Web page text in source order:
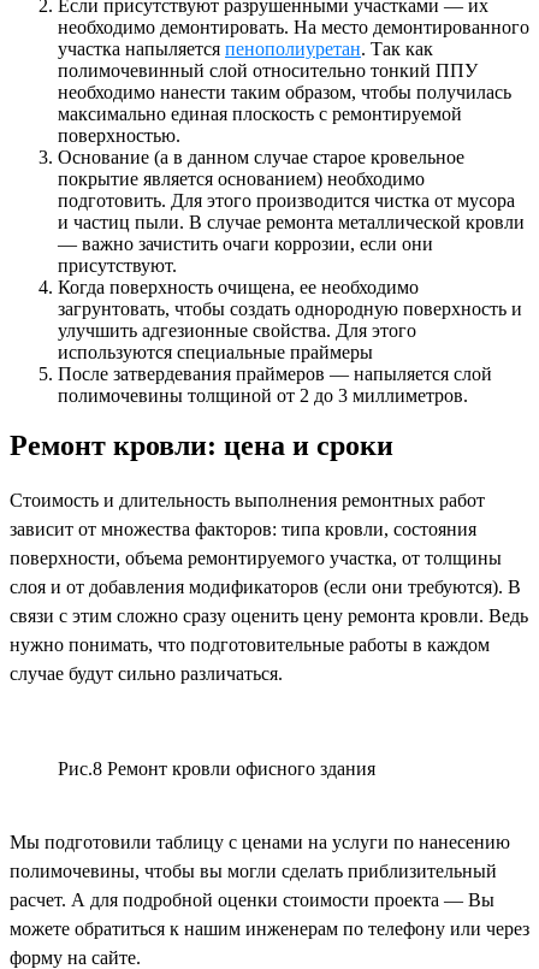
Если присутствуют разрушенными участками — их
необходимо демонтировать. На место демонтированного
участка напыляется пенополиуретан. Так как
полимочевинный слой относительно тонкий ППУ
необходимо нанести таким образом, чтобы получилась
максимально единая плоскость с ремонтируемой
поверхностью.
Основание (а в данном случае старое кровельное
покрытие является основанием) необходимо
подготовить. Для этого производится чистка от мусора
и частиц пыли. В случае ремонта металлической кровли
— важно зачистить очаги коррозии, если они
присутствуют.
Когда поверхность очищена, ее необходимо
загрунтовать, чтобы создать однородную поверхность и
улучшить адгезионные свойства. Для этого
используются специальные праймеры
После затвердевания праймеров — напыляется слой
полимочевины толщиной от 2 до 3 миллиметров.
Ремонт кровли: цена и сроки
Стоимость и длительность выполнения ремонтных работ
зависит от множества факторов: типа кровли, состояния
поверхности, объема ремонтируемого участка, от толщины
слоя и от добавления модификаторов (если они требуются). В
связи с этим сложно сразу оценить цену ремонта кровли. Ведь
нужно понимать, что подготовительные работы в каждом
случае будут сильно различаться.
Рис.8 Ремонт кровли офисного здания
Мы подготовили таблицу с ценами на услуги по нанесению
полимочевины, чтобы вы могли сделать приблизительный
расчет. А для подробной оценки стоимости проекта — Вы
можете обратиться к нашим инженерам по телефону или через
форму на сайте.